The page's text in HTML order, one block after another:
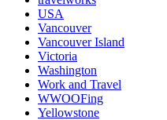
USA
Vancouver
Vancouver Island
Victoria
Washington
Work and Travel
WWOOFing
Yellowstone